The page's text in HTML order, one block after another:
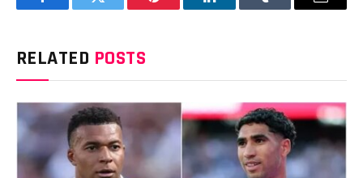
FacebookTwitter Pinterest LinkedInTumblr Email
RELATED POSTS